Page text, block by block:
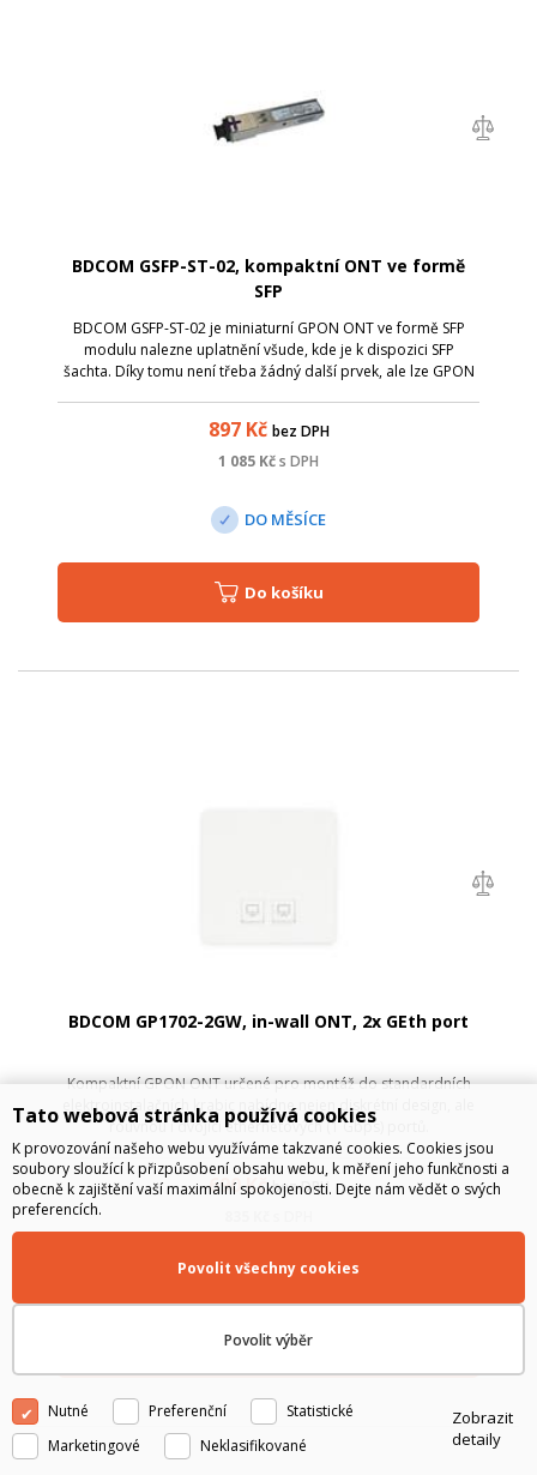
BDCOM GSFP-ST-02, kompaktní ONT ve formě
SFP
BDCOM GSFP-ST-02 je miniaturní GPON ONT ve formě SFP
modulu nalezne uplatnění všude, kde je k dispozici SFP
šachta. Díky tomu není třeba žádný další prvek, ale lze GPON
897Kč bez DPH
1 085 Kčs DPH
DO MĚSÍCE
Do košíku
BDCOM GP1702-2GW, in-wall ONT, 2x GEth port
Kompaktní GPON ONT určené pro montáž do standardních
elektroinstalačních krabic nabídne nejen diskrétní design, ale
rouvnou i dvojici ethernetových (1 Gbps) portů.
690Kč bez DPH
DO MĚSÍCE
Do košíku
Tato webová stránka používá cookies
K provozování našeho webu využíváme takzvané cookies. Cookies jsou
soubory sloužící k přizpůsobení obsahu webu, k měření jeho funkčnosti a
obecně k zajištění vaší maximální spokojenosti. Dejte nám vědět o svých
preferencích.
Povolit výběr
Povolit všechny cookies
Nutné Preferenční
Statistické
Marketingové
Neklasifikované
Zobrazit
detaily